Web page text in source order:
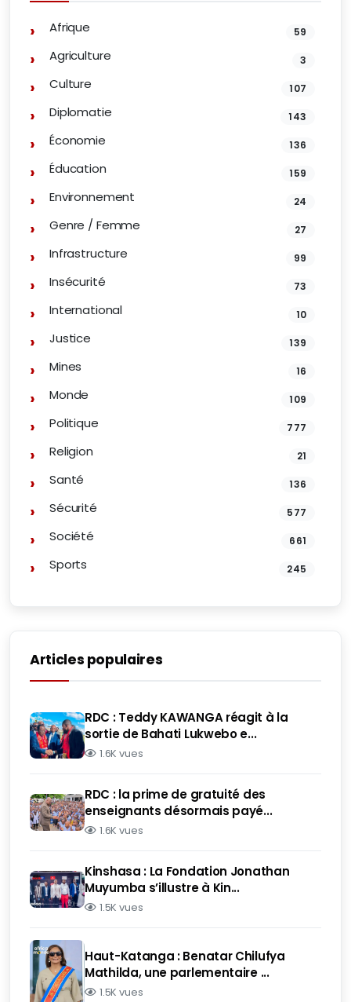
Afrique 59
Agriculture 3
Culture 107
Diplomatie 143
Économie 136
Éducation 159
Environnement 24
Genre / Femme 27
Infrastructure 99
Insécurité 73
International 10
Justice 139
Mines 16
Monde 109
Politique 777
Religion 21
Santé 136
Sécurité 577
Société 661
Sports 245
Articles populaires
RDC : Teddy KAWANGA réagit à la
sortie de Bahati Lukwebo e...
1.6K vues
RDC : la prime de gratuité des
enseignants désormais payé...
1.6K vues
Kinshasa : La Fondation Jonathan
Muyumba s’illustre à Kin...
1.5K vues
Haut-Katanga : Benatar Chilufya
Mathilda, une parlementaire ...
1.5K vues